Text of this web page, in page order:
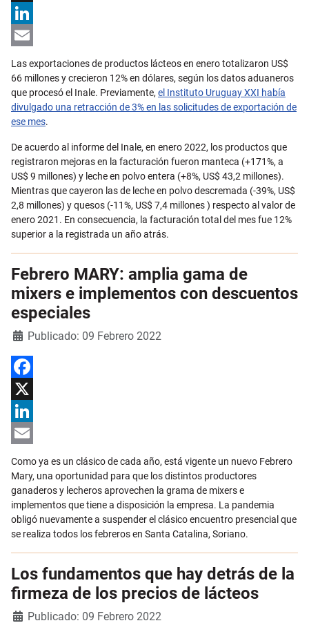
X
LinkedIn
Las exportaciones de productos lácteos en enero totalizaron US$
66 millones y crecieron 12% en dólares, según los datos aduaneros
que procesó el Inale. Previamente, el Instituto Uruguay XXI había
divulgado una retracción de 3% en las solicitudes de exportación de
ese mes.
De acuerdo al informe del Inale, en enero 2022, los productos que
registraron mejoras en la facturación fueron manteca (+171%, a
US$ 9 millones) y leche en polvo entera (+8%, US$ 43,2 millones).
Mientras que cayeron las de leche en polvo descremada (-39%, US$
2,8 millones) y quesos (-11%, US$ 7,4 millones ) respecto al valor de
enero 2021. En consecuencia, la facturación total del mes fue 12%
superior a la registrada un año atrás.
Febrero MARY: amplia gama de
mixers e implementos con descuentos
especiales
DetallesPublicado: 09 Febrero 2022
Facebook
X
LinkedIn
Como ya es un clásico de cada año, está vigente un nuevo Febrero
Mary, una oportunidad para que los distintos productores
ganaderos y lecheros aprovechen la grama de mixers e
implementos que tiene a disposición la empresa. La pandemia
obligó nuevamente a suspender el clásico encuentro presencial que
se realiza todos los febreros en Santa Catalina, Soriano.
Los fundamentos que hay detrás de la
firmeza de los precios de lácteos
DetallesPublicado: 09 Febrero 2022